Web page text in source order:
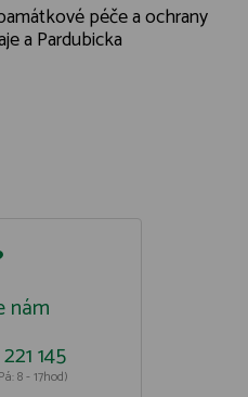
péče a ochrany
a Pardubicka
nám
145
8 - 17hod)